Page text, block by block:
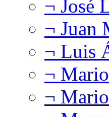
¬ José
¬ Juan
¬ Luis
¬
¬